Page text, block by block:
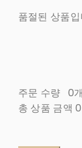
품절된 상품입
주문 수량 0개
총 상품 금액